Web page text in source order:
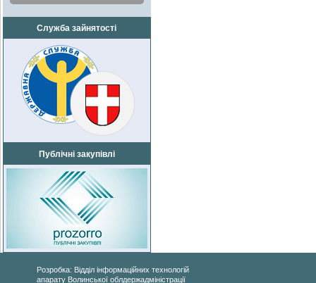
Служба зайнятості
Публічні закупівлі
Розробка: Відділ інформаційних технологій
апарату Волинської облдержадміністрації